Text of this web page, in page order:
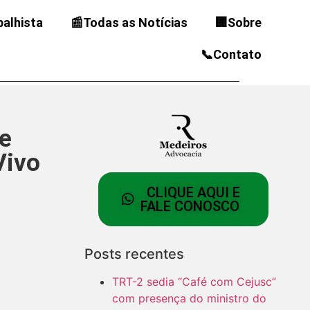
📰Todas as Notícias 🏢Sobre
📞Contato
CLIQUE AQUI E
FALE CONOSCO
Posts recentes
TRT-2 sedia “Café com Cejusc”
com presença do ministro do